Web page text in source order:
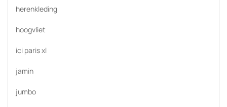
herenkleding
hoogvliet
ici paris xl
jamin
jumbo